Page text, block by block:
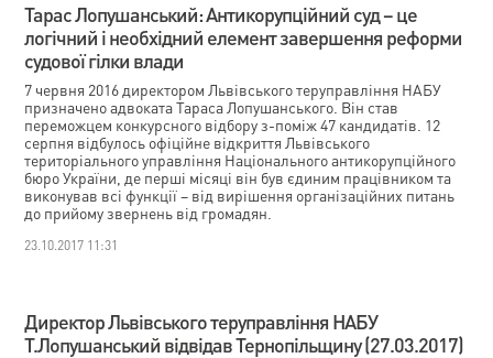
Тарас Лопушанський: Антикорупційний суд – це
логічний і необхідний елемент завершення реформи
судової гілки влади
7 червня 2016 директором Львівського теруправління НАБУ
призначено адвоката Тараса Лопушанського. Він став
переможцем конкурсного відбору з-поміж 47 кандидатів. 12
серпня відбулось офіційне відкриття Львівського
територіального управління Національного антикорупційного
бюро України, де перші місяці він був єдиним працівником та
виконував всі функції – від вирішення організаційних питань
до прийому звернень від громадян.
23.10.2017 11:31
Директор Львівського теруправління НАБУ
Т.Лопушанський відвідав Тернопільщину (27.03.2017)